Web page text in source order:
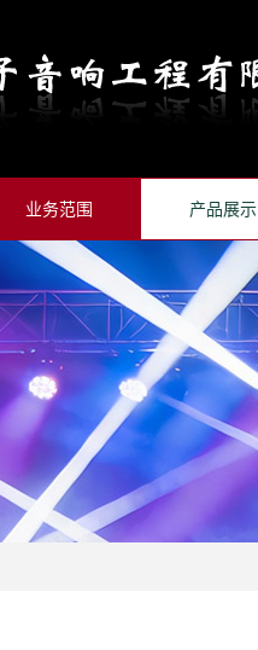
业务范围 产品展示